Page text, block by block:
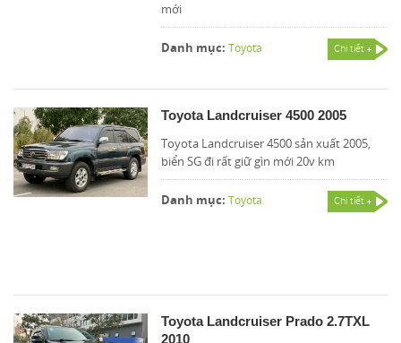
mới
Danh mục: Toyota Chi tiết
Toyota Landcruiser 4500 2005
Toyota Landcruiser 4500 sản xuất 2005,
biển SG đi rất giữ gìn mới 20v km
Danh mục: Toyota Chi tiết
Toyota Landcruiser Prado 2.7TXL
2010